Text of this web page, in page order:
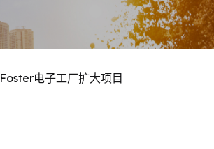
Foster电子工厂扩大项目